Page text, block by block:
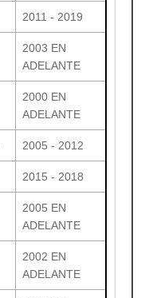
2011 - 2019
2003 EN
ADELANTE
2000 EN
ADELANTE
2005 - 2012
2015 - 2018
2005 EN
ADELANTE
2002 EN
ADELANTE